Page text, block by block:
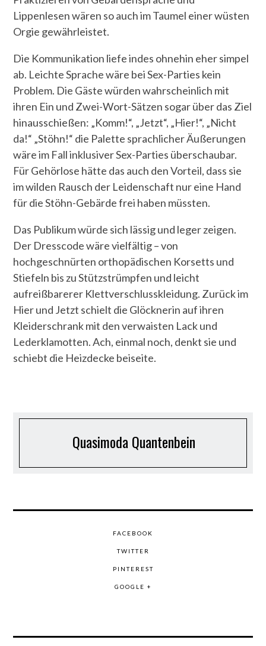
Lippenlesen wären so auch im Taumel einer wüsten
Orgie gewährleistet.
Die Kommunikation liefe indes ohnehin eher simpel
ab. Leichte Sprache wäre bei Sex-Parties kein
Problem. Die Gäste würden wahrscheinlich mit
ihren Ein und Zwei-Wort-Sätzen sogar über das Ziel
hinausschießen: „Komm!“, „Jetzt“, „Hier!“, „Nicht
da!“ „Stöhn!“ die Palette sprachlicher Äußerungen
wäre im Fall inklusiver Sex-Parties überschaubar.
Für Gehörlose hätte das auch den Vorteil, dass sie
im wilden Rausch der Leidenschaft nur eine Hand
für die Stöhn-Gebärde frei haben müssten.
Das Publikum würde sich lässig und leger zeigen.
Der Dresscode wäre vielfältig – von
hochgeschnürten orthopädischen Korsetts und
Stiefeln bis zu Stützstrümpfen und leicht
aufreißbarerer Klettverschlusskleidung. Zurück im
Hier und Jetzt schielt die Glöcknerin auf ihren
Kleiderschrank mit den verwaisten Lack und
Lederklamotten. Ach, einmal noch, denkt sie und
schiebt die Heizdecke beiseite.
Quasimoda Quantenbein
FACEBOOK
TWITTER
PINTEREST
GOOGLE +